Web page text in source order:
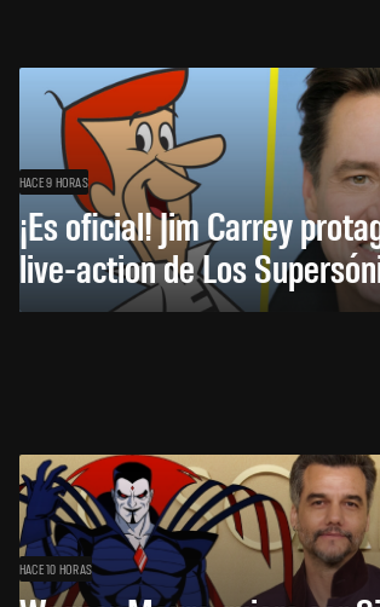
HACE 9 HORAS
¡Es oficial! Jim Carrey
live-action de Los
HACE 10 HORAS